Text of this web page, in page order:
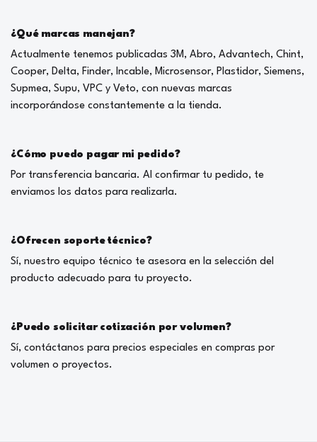
¿Qué marcas manejan?
Actualmente tenemos publicadas 3M, Abro, Advantech, Chint,
Cooper, Delta, Finder, Incable, Microsensor, Plastidor, Siemens,
Supmea, Supu, VPC y Veto, con nuevas marcas
incorporándose constantemente a la tienda.
¿Cómo puedo pagar mi pedido?
Por transferencia bancaria. Al confirmar tu pedido, te
enviamos los datos para realizarla.
¿Ofrecen soporte técnico?
Sí, nuestro equipo técnico te asesora en la selección del
producto adecuado para tu proyecto.
¿Puedo solicitar cotización por volumen?
Sí, contáctanos para precios especiales en compras por
volumen o proyectos.